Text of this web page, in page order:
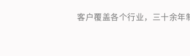
客户覆盖各个行业，三十余